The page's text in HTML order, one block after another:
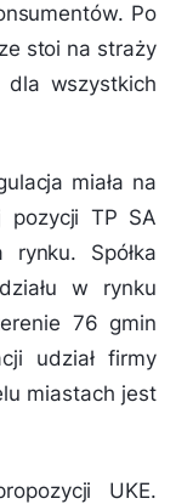
Po
stoi na straży
dla wszystkich
miała na
pozycji TP SA
Spółka
w rynku
76 gmin
udział firmy
miastach jest
UKE.